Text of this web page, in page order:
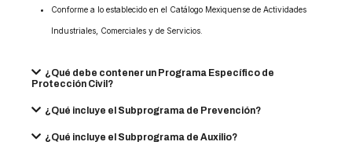
Conforme a lo establecido en el Catálogo Mexiquense de Actividades
Industriales, Comerciales y de Servicios.
¿Qué debe contener un Programa Específico de
Protección Civil?
¿Qué incluye el Subprograma de Prevención?
¿Qué incluye el Subprograma de Auxilio?